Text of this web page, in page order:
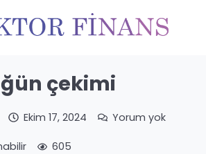
çekimi
Ekim 17, 2024 Yorum yok
605